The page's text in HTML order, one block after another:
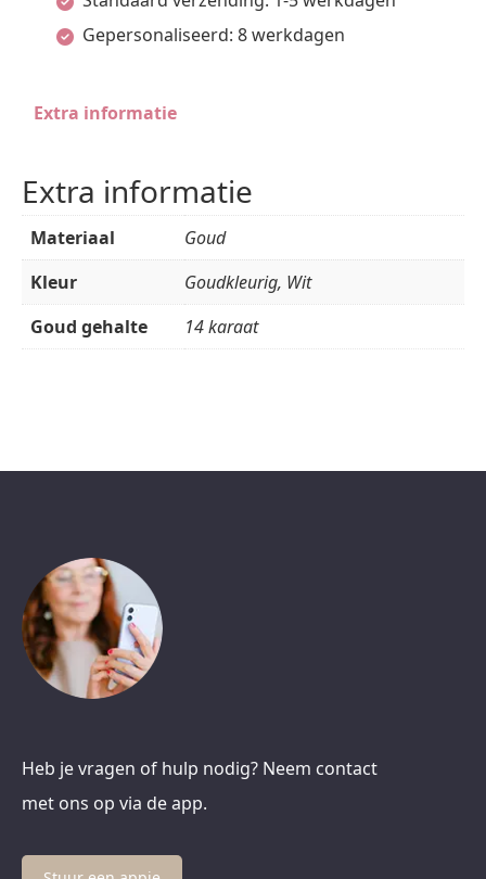
0.48ct)
aantal
Gepersonaliseerd: 8 werkdagen
Extra informatie
Extra informatie
Materiaal
Goud
Kleur
Goudkleurig, Wit
Goud gehalte
14 karaat
Heb je vragen of hulp nodig? Neem contact
met ons op via de app.